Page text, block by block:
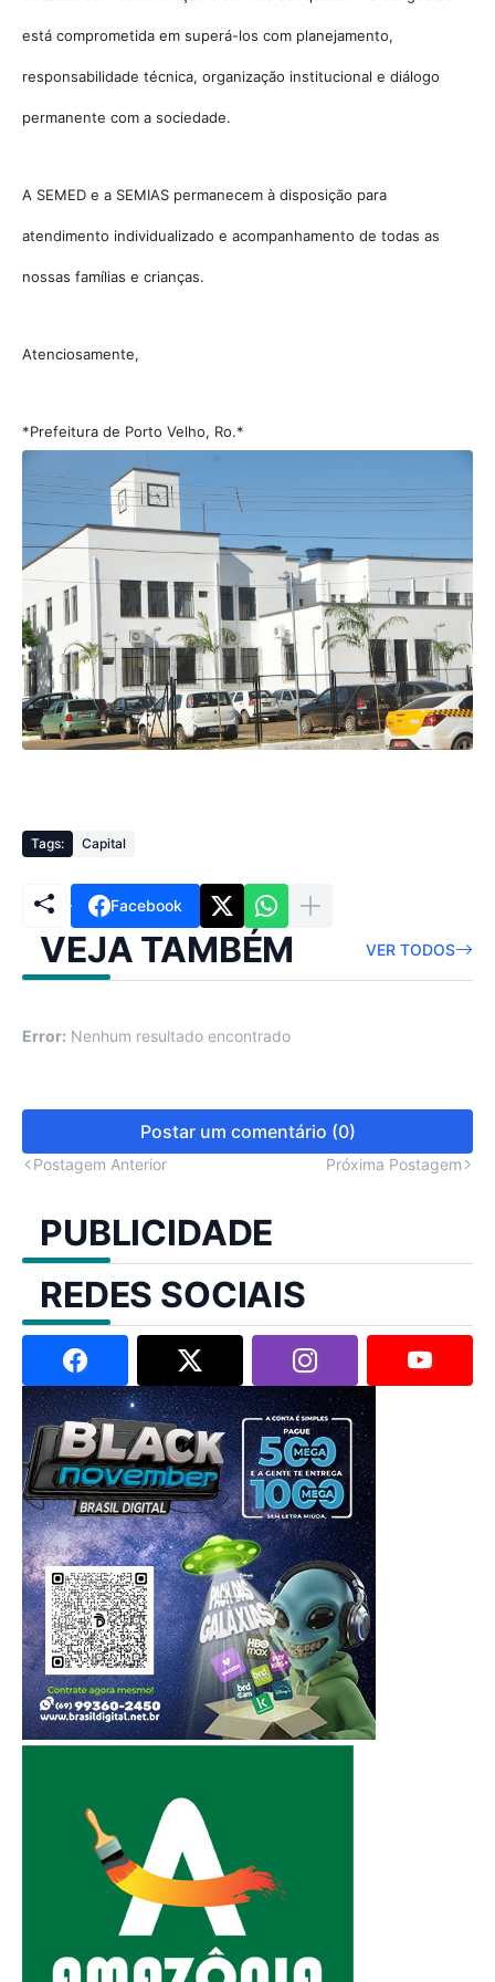
está comprometida em superá-los com planejamento,
responsabilidade técnica, organização institucional e diálogo
permanente com a sociedade.
A SEMED e a SEMIAS permanecem à disposição para
atendimento individualizado e acompanhamento de todas as
nossas famílias e crianças.
Atenciosamente,
*Prefeitura de Porto Velho, Ro.*
Tags: Capital
Facebook
VEJA TAMBÉM VER TODOS
Error: Nenhum resultado encontrado
Postar um comentário (0)
Postagem Anterior Próxima Postagem
PUBLICIDADE
REDES SOCIAIS